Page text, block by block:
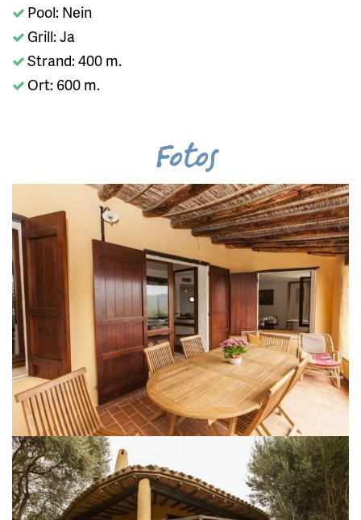
Pool: Nein
Grill: Ja
Strand: 400 m.
Ort: 600 m.
Fotos